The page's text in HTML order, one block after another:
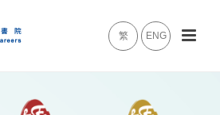
繁 ENG